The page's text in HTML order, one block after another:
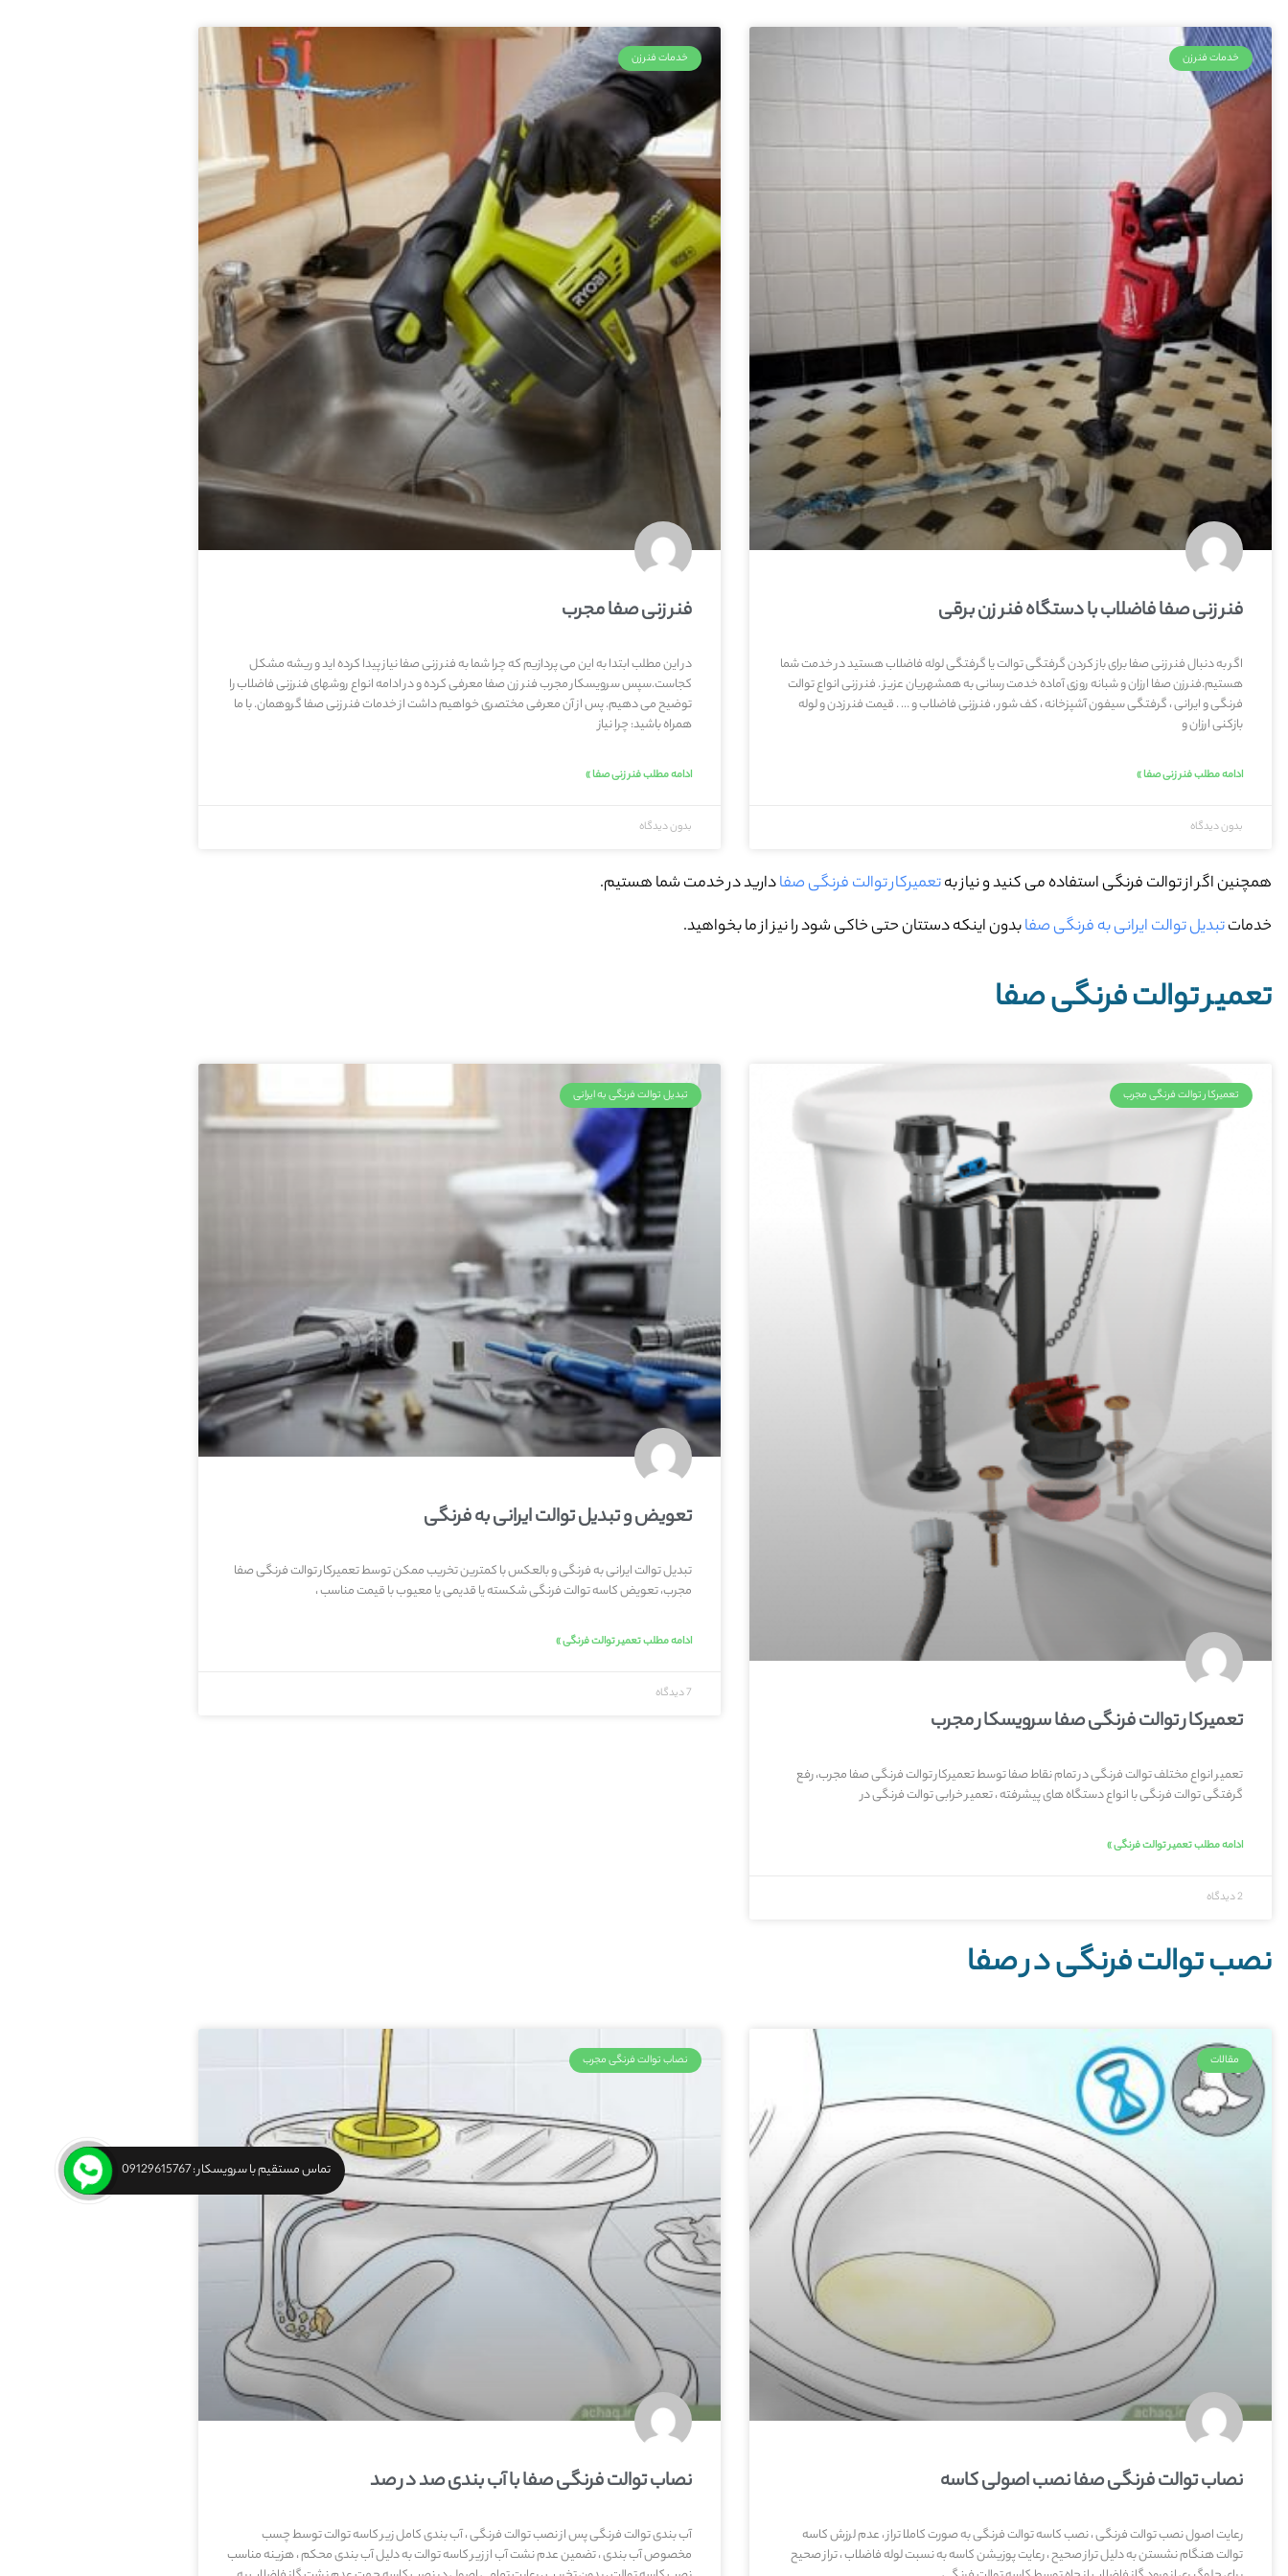
خدمات فنرزن
فنر زنی صفا فاضلاب با دستگاه فنر زن برقی
اگر به دنبال فنر زنی صفا برای باز کردن گرفتگی توالت یا گرفتگی لوله فاضلاب هستید در خدمت شما
هستیم.فنرزن صفا ارزان و شبانه روزی آماده خدمت رسانی به همشهریان عزیز . فنر زنی انواع توالت
فرنگی و ایرانی ، گرفتگی سیفون آشپزخانه ، کف شور ، فنرزنی فاضلاب و … . قیمت فنر زدن و لوله
بازکنی ارزان و
ادامه مطلب فنر زنی صفا »
بدون دیدگاه
خدمات فنرزن
فنر زنی صفا مجرب
در این مطلب ابتدا به این می پردازیم که چرا شما به فنر زنی صفا نیاز پیدا کرده اید و ریشه مشکل
کجاست.سپس سرویسکار مجرب فنر زن صفا معرفی کرده و در ادامه انواع روشهای فنرزنی فاضلاب را
توضیح می دهیم. پس از آن معرفی مختصری خواهیم داشت از خدمات فنر زنی صفا گروهمان. با ما
همراه باشید: چرا نیاز
ادامه مطلب فنر زنی صفا »
بدون دیدگاه
همچنین اگر از توالت فرنگی استفاده می کنید و نیاز بهتعمیرکار توالت فرنگی صفادارید در خدمت شما هستیم.
خدماتتبدیل توالت ایرانی به فرنگی صفابدون اینکه دستتان حتی خاکی شود را نیز از ما بخواهید.
تعمیر توالت فرنگی صفا
تعمیرکار توالت فرنگی مجرب
تعمیرکار توالت فرنگی صفا سرویسکار مجرب
تعمیر انواع مختلف توالت فرنگی در تمام نقاط صفا توسط تعمیرکار توالت فرنگی صفا مجرب، رفع
گرفتگی توالت فرنگی با انواع دستگاه های پیشرفته ، تعمیر خرابی توالت فرنگی در
ادامه مطلب تعمیر توالت فرنگی »
2 دیدگاه
تبدیل توالت فرنگی به ایرانی
تعویض و تبدیل توالت ایرانی به فرنگی
تبدیل توالت ایرانی به فرنگی و بالعکس با کمترین تخریب ممکن توسط تعمیرکار توالت فرنگی صفا
مجرب، تعویض کاسه توالت فرنگی شکسته یا قدیمی یا معیوب با قیمت مناسب ،
ادامه مطلب تعمیر توالت فرنگی »
7 دیدگاه
نصب توالت فرنگی در صفا
مقالات
نصاب توالت فرنگی صفا نصب اصولی کاسه
رعایت اصول نصب توالت فرنگی ، نصب کاسه توالت فرنگی به صورت کاملا تراز ، عدم لرزش کاسه
توالت هنگام نشستن به دلیل تراز صحیح ، رعایت پوزیشن کاسه به نسبت لوله فاضلاب ، تراز صحیح
نصاب توالت فرنگی مجرب
نصاب توالت فرنگی صفا با آب بندی صد در صد
آب بندی توالت فرنگی پس از نصب توالت فرنگی ، آب بندی کامل زیر کاسه توالت توسط چسب
مخصوص آب بندی ، تضمین عدم نشت آب از زیر کاسه توالت به دلیل آب بندی محکم ، هزینه مناسب
تماس مستقیم با سرویسکار : 09129615767